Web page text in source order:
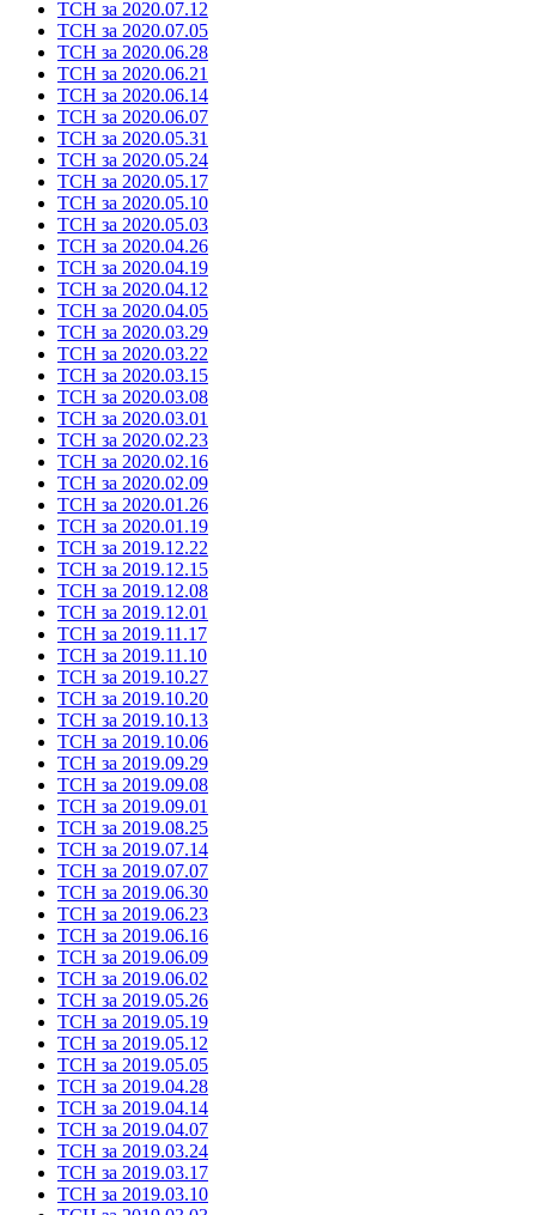
ТСН за 2020.07.12
ТСН за 2020.07.05
ТСН за 2020.06.28
ТСН за 2020.06.21
ТСН за 2020.06.14
ТСН за 2020.06.07
ТСН за 2020.05.31
ТСН за 2020.05.24
ТСН за 2020.05.17
ТСН за 2020.05.10
ТСН за 2020.05.03
ТСН за 2020.04.26
ТСН за 2020.04.19
ТСН за 2020.04.12
ТСН за 2020.04.05
ТСН за 2020.03.29
ТСН за 2020.03.22
ТСН за 2020.03.15
ТСН за 2020.03.08
ТСН за 2020.03.01
ТСН за 2020.02.23
ТСН за 2020.02.16
ТСН за 2020.02.09
ТСН за 2020.01.26
ТСН за 2020.01.19
ТСН за 2019.12.22
ТСН за 2019.12.15
ТСН за 2019.12.08
ТСН за 2019.12.01
ТСН за 2019.11.17
ТСН за 2019.11.10
ТСН за 2019.10.27
ТСН за 2019.10.20
ТСН за 2019.10.13
ТСН за 2019.10.06
ТСН за 2019.09.29
ТСН за 2019.09.08
ТСН за 2019.09.01
ТСН за 2019.08.25
ТСН за 2019.07.14
ТСН за 2019.07.07
ТСН за 2019.06.30
ТСН за 2019.06.23
ТСН за 2019.06.16
ТСН за 2019.06.09
ТСН за 2019.06.02
ТСН за 2019.05.26
ТСН за 2019.05.19
ТСН за 2019.05.12
ТСН за 2019.05.05
ТСН за 2019.04.28
ТСН за 2019.04.14
ТСН за 2019.04.07
ТСН за 2019.03.24
ТСН за 2019.03.17
ТСН за 2019.03.10